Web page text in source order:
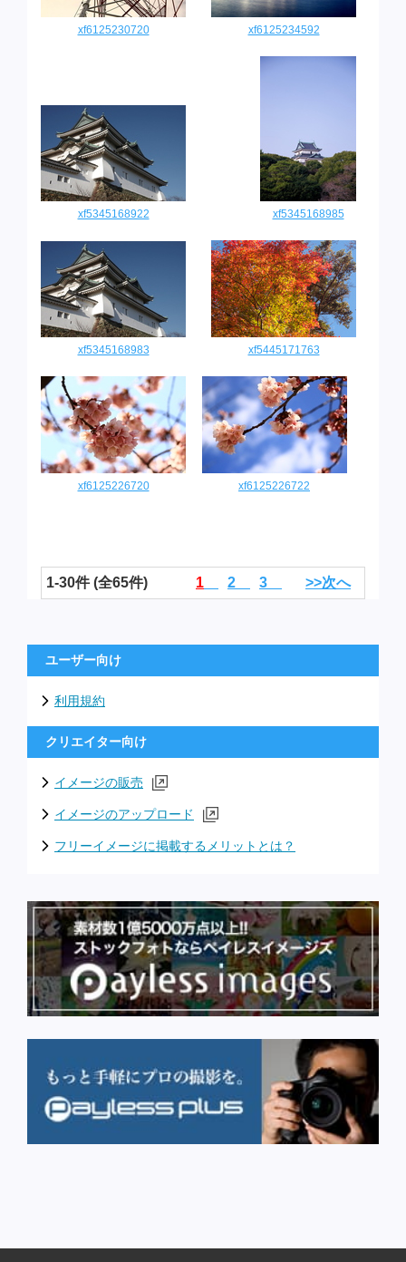
xf6125230720 xf6125234592
xf5345168922 xf5345168985
xf5345168983 xf5445171763
xf6125226720 xf6125226722
1-30件 (全65件) 1 2 3 >>次へ
ユーザー向け
利用規約
クリエイター向け
イメージの販売
イメージのアップロード
フリーイメージに掲載するメリットとは？